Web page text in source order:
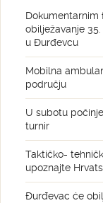
obilježavanje
u Đurđevcu
Mobilna
području
U subotu
turnir
Taktičko-
upoznajte
Đurđevac će